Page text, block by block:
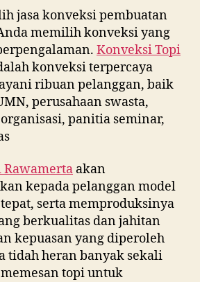
995
6854
jasa konveksi pembuatan
memilih konveksi yang
Konveksi Topi
konveksi terpercaya
ribuan pelanggan, baik
perusahaan swasta,
panitia seminar,
Rawamerta akan
kepada pelanggan model
serta memproduksinya
berkualitas dan jahitan
kepuasan yang diperoleh
tidah heran banyak sekali
topi untuk